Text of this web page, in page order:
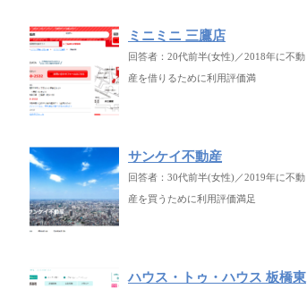
ミニミニ 三鷹店
回答者：20代前半(女性)／2018年に不動
産を借りるために利用評価満
サンケイ不動産
回答者：30代前半(女性)／2019年に不動
産を買うために利用評価満足
ハウス・トゥ・ハウス 板橋東